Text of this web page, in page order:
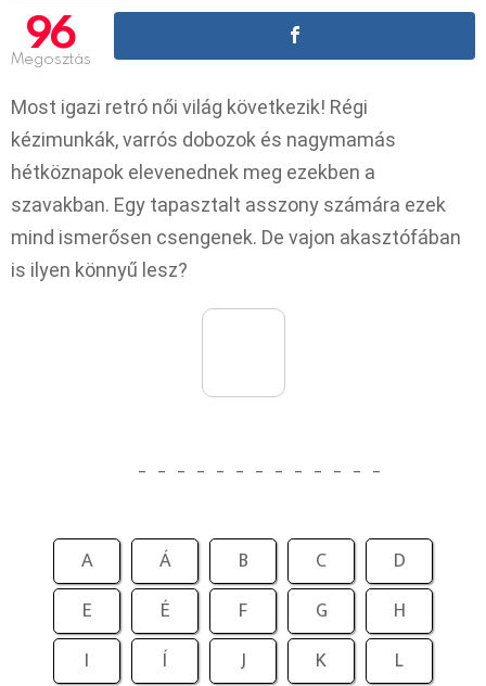
96
Megosztás
Most igazi retró női világ következik! Régi
kézimunkák, varrós dobozok és nagymamás
hétköznapok elevenednek meg ezekben a
szavakban. Egy tapasztalt asszony számára ezek
mind ismerősen csengenek. De vajon akasztófában
is ilyen könnyű lesz?
A Á B C
D
E
É F G
H
I
Í J K
L